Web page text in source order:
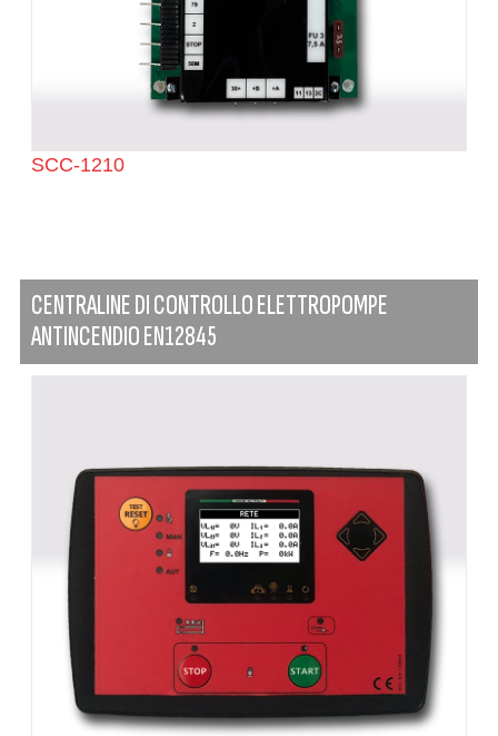
SCC-1210
CENTRALINE DI CONTROLLO ELETTROPOMPE
ANTINCENDIO EN12845